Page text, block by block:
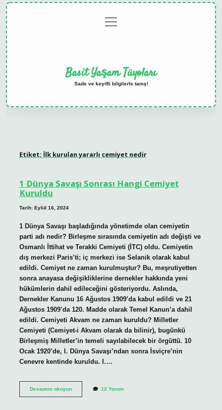
menüyü
aç
Basit Yaşam Tüyoları
Sade ve keyifli bilgilerle tanış!
Etiket: İlk kurulan yararlı cemiyet nedir
1 Dünya Savaşı Sonrası Hangi Cemiyet
Kuruldu
Tarih: Eylül 16, 2024
1 Dünya Savaşı başladığında yönetimde olan cemiyetin
parti adı nedir? Birleşme sırasında cemiyetin adı değişti ve
Osmanlı İttihat ve Terakki Cemiyeti (İTC) oldu. Cemiyetin
dış merkezi Paris’ti; iç merkezi ise Selanik olarak kabul
edildi. Cemiyet ne zaman kurulmuştur? Bu, meşrutiyetten
sonra anayasa değişikliklerine dernekler hakkında yeni
hükümlerin dahil edileceğini gösteriyordu. Aslında,
Dernekler Kanunu 16 Ağustos 1909’da kabul edildi ve 21
Ağustos 1909’da 120. Madde olarak Temel Kanun’a dahil
edildi. Cemiyeti Akvam ne zaman kuruldu? Milletler
Cemiyeti (Cemiyet-i Akvam olarak da bilinir), bugünkü
Birleşmiş Milletler’in temeli sayılabilecek bir örgüttü. 10
Ocak 1920’de, I. Dünya Savaşı’ndan sonra İsviçre’nin
Cenevre kentinde kuruldu. I.…
Devamını okuyun1
12 Yorum